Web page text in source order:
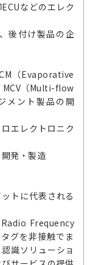
などのエレク
後付け製品の企
（Evaporative
MCV（Multi-flow
メント製品の開
エレクトロニク
発・製造
トに代表される
Frequency
グを非接触でま
識ソリューショ